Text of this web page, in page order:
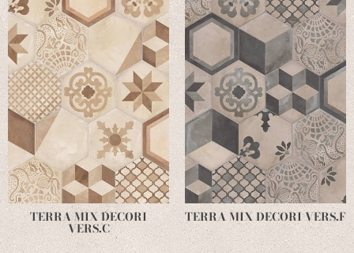
TERRA MIX DECORI
VERS.C
TERRA MIX DECORI VERS.F